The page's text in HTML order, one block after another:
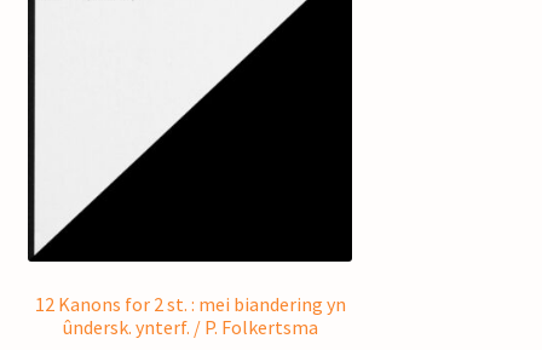
12 Kanons for 2 st. : mei biandering yn
ûndersk. ynterf. / P. Folkertsma